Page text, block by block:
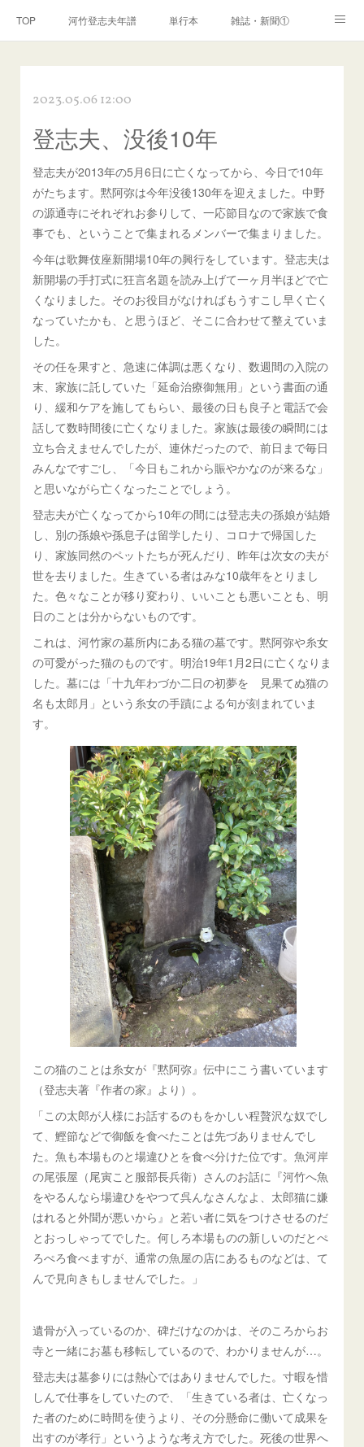
TOP 河竹登志夫年譜 単行本 雑誌・新聞①
河竹繁俊 年譜 河竹黙阿弥 年譜
2023.05.06 12:00
登志夫、没後10年
登志夫が2013年の5月6日に亡くなってから、今日で10年
がたちます。黙阿弥は今年没後130年を迎えました。中野
の源通寺にそれぞれお参りして、一応節目なので家族で食
事でも、ということで集まれるメンバーで集まりました。
今年は歌舞伎座新開場10年の興行をしています。登志夫は
新開場の手打式に狂言名題を読み上げて一ヶ月半ほどで亡
くなりました。そのお役目がなければもうすこし早く亡く
なっていたかも、と思うほど、そこに合わせて整えていま
した。
その任を果すと、急速に体調は悪くなり、数週間の入院の
末、家族に託していた「延命治療御無用」という書面の通
り、緩和ケアを施してもらい、最後の日も良子と電話で会
話して数時間後に亡くなりました。家族は最後の瞬間には
立ち合えませんでしたが、連休だったので、前日まで毎日
みんなですごし、「今日もこれから賑やかなのが来るな」
と思いながら亡くなったことでしょう。
登志夫が亡くなってから10年の間には登志夫の孫娘が結婚
し、別の孫娘や孫息子は留学したり、コロナで帰国した
り、家族同然のペットたちが死んだり、昨年は次女の夫が
世を去りました。生きている者はみな10歳年をとりまし
た。色々なことが移り変わり、いいことも悪いことも、明
日のことは分からないものです。
これは、河竹家の墓所内にある猫の墓です。黙阿弥や糸女
の可愛がった猫のものです。明治19年1月2日に亡くなりま
した。墓には「十九年わづか二日の初夢を 見果てぬ猫の
名も太郎月」という糸女の手蹟による句が刻まれていま
す。
この猫のことは糸女が『黙阿弥』伝中にこう書いています
（登志夫著『作者の家』より）。
「この太郎が人様にお話するのもをかしい程贅沢な奴でし
て、鰹節などで御飯を食べたことは先づありませんでし
た。魚も本場ものと場違ひとを食べ分けた位です。魚河岸
の尾張屋（尾寅こと服部長兵衛）さんのお話に『河竹へ魚
をやるんなら場違ひをやつて呉んなさんなよ、太郎猫に嫌
はれると外聞が悪いから』と若い者に気をつけさせるのだ
とおっしゃってでした。何しろ本場ものの新しいのだとぺ
ろぺろ食べますが、通常の魚屋の店にあるものなどは、て
んで見向きもしませんでした。」
遺骨が入っているのか、碑だけなのかは、そのころからお
寺と一緒にお墓も移転しているので、わかりませんが…。
登志夫は墓参りには熱心ではありませんでした。寸暇を惜
しんで仕事をしていたので、「生きている者は、亡くなっ
た者のために時間を使うより、その分懸命に働いて成果を
出すのが孝行」というような考え方でした。死後の世界へ